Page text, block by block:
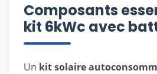
Composants
kit 6kWc avec
Un kit solaire